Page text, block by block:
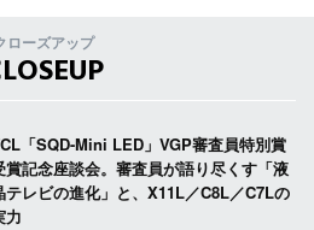
ローズアップ
「SQD-Mini LED」VGP審査員特別賞
賞記念座談会。審査員が語り尽くす「液
テレビの進化」と、X11L／C8L／C7Lの
力